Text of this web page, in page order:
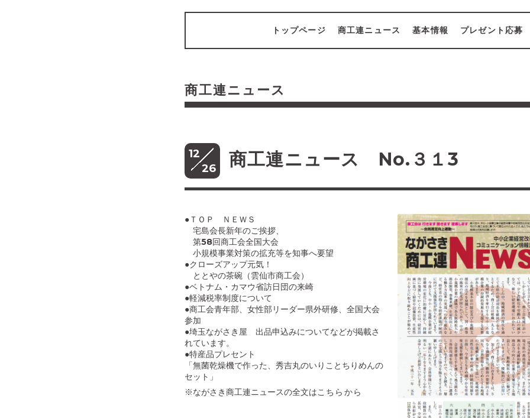
トップページ 商工連ニュース 基本情報 プレゼント応募
商工連ニュース
12
26
商工連ニュース No.３１3
●ＴＯＰ ＮＥＷＳ
宅島会長新年のご挨拶、
第58回商工会全国大会
小規模事業対策の拡充等を知事へ要望
●クローズアップ元気！
ととやの茶碗（雲仙市商工会）
●ベトナム・カマウ省訪日団の来崎
●軽減税率制度について
●商工会青年部、女性部リーダー県外研修、全国大会
参加
●埼玉ながさき屋 出品申込みについてなどが掲載さ
れています。
●特産品プレセント
「無菌乾燥機で作った、秀吉丸のいりことちりめんの
セット」
※ながさき商工連ニュースの全文はこちらから